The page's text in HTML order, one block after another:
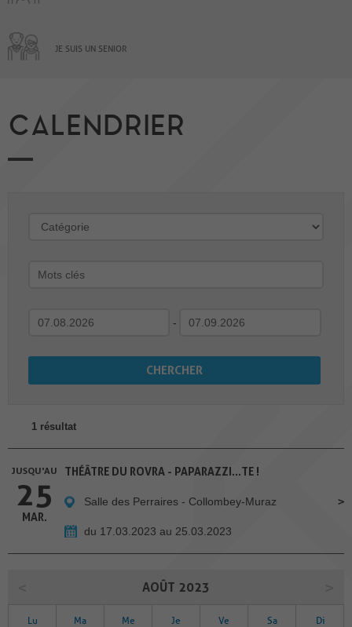
JE SUIS UN SENIOR
CALENDRIER
-
1 résultat
JUSQU'AU
25
MAR.
THÉÂTRE DU ROVRA - PAPARAZZI...TE !
Salle des Perraires - Collombey-Muraz
du 17.03.2023 au 25.03.2023
AOÛT 2023
Lu Ma Me Je Ve Sa Di